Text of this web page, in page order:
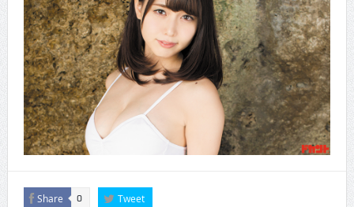
CINEMA×STYLE 286号
CINEMA×STYLE 285号
CINEMA×STYLE 294号
Share 0 Tweet